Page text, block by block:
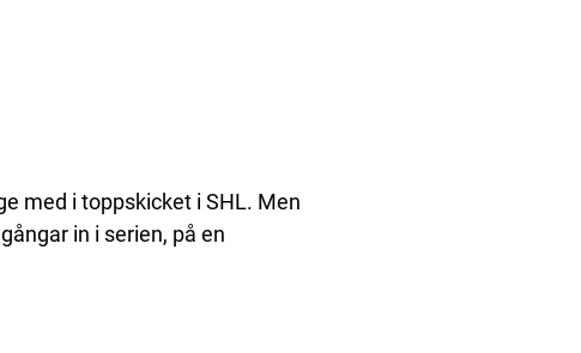
med i toppskicket i SHL. Men
in i serien, på en